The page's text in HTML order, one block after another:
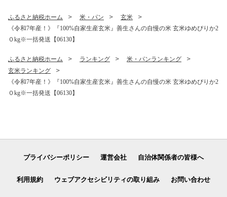
ふるさと納税ホーム 米・パン
玄米
《令和7年産！》『100%自家生産玄米』善生さんの自慢の米 玄米ゆめぴりか2
０kg※一括発送【06130】
ふるさと納税ホーム ランキング
米・パンランキング
玄米ランキング
《令和7年産！》『100%自家生産玄米』善生さんの自慢の米 玄米ゆめぴりか2
０kg※一括発送【06130】
プライバシーポリシー 運営会社 自治体関係者の皆様へ
利用規約 ウェブアクセシビリティの取り組み お問い合わせ